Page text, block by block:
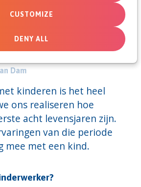
CUSTOMIZE
DENY ALL
Dam
kinderen is het heel
ons realiseren hoe
acht levensjaren zijn.
van die periode
mee met een kind.